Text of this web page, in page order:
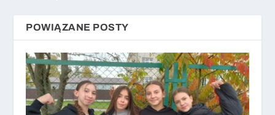
POWIĄZANE POSTY